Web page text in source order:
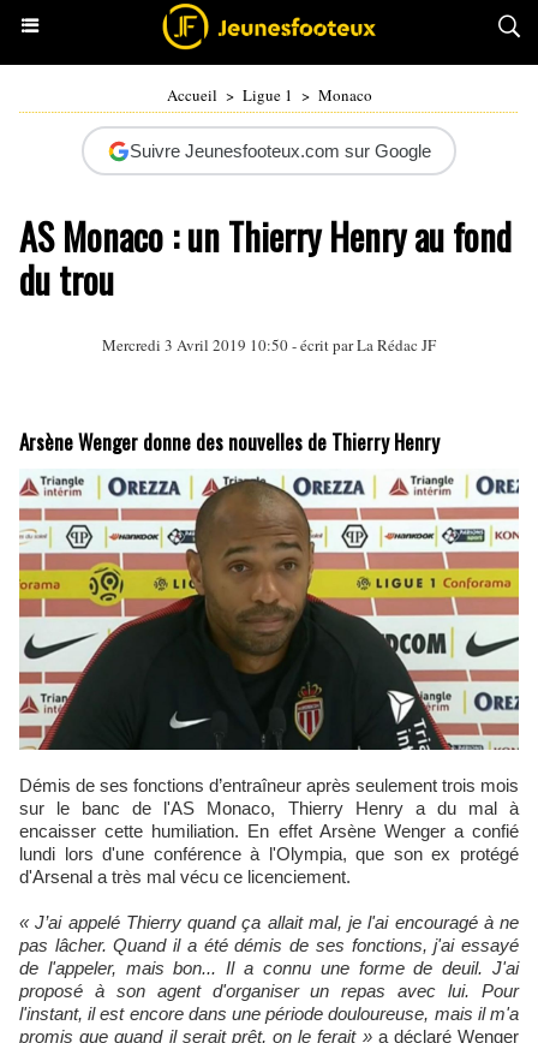
Accueil > Ligue 1 > Monaco
Suivre Jeunesfooteux.com sur Google
AS Monaco : un Thierry Henry au fond
du trou
Mercredi 3 Avril 2019 10:50 - écrit par La Rédac JF
Arsène Wenger donne des nouvelles de Thierry Henry
Démis de ses fonctions d’entraîneur après seulement trois mois
sur le banc de l'AS Monaco, Thierry Henry a du mal à
encaisser cette humiliation. En effet Arsène Wenger a confié
lundi lors d'une conférence à l'Olympia, que son ex protégé
d'Arsenal a très mal vécu ce licenciement.
« J’ai appelé Thierry quand ça allait mal, je l'ai encouragé à ne
pas lâcher. Quand il a été démis de ses fonctions, j'ai essayé
de l'appeler, mais bon... Il a connu une forme de deuil. J'ai
proposé à son agent d'organiser un repas avec lui. Pour
l'instant, il est encore dans une période douloureuse, mais il m'a
promis que quand il serait prêt, on le ferait »a déclaré Wenger